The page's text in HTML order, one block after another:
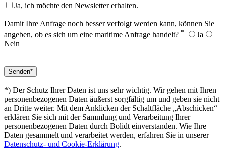
Ja, ich möchte den Newsletter erhalten.
Damit Ihre Anfrage noch besser verfolgt werden kann, können Sie
angeben, ob es sich um eine maritime Anfrage handelt? *
Ja
Nein
*) Der Schutz Ihrer Daten ist uns sehr wichtig. Wir gehen mit Ihren
personenbezogenen Daten äußerst sorgfältig um und geben sie nicht
an Dritte weiter. Mit dem Anklicken der Schaltfläche „Abschicken“
erklären Sie sich mit der Sammlung und Verarbeitung Ihrer
personenbezogenen Daten durch Bolidt einverstanden. Wie Ihre
Daten gesammelt und verarbeitet werden, erfahren Sie in unserer
Datenschutz- und Cookie-Erklärung.